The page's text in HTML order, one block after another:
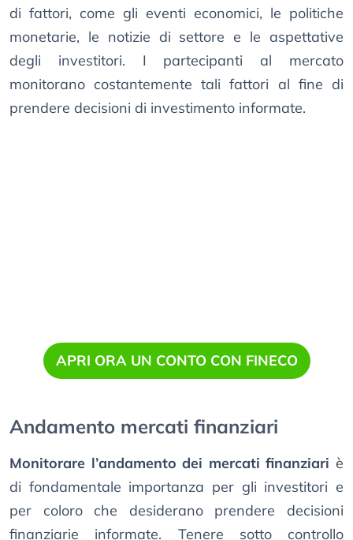
di fattori, come gli eventi economici, le politiche
monetarie, le notizie di settore e le aspettative
degli investitori. I partecipanti al mercato
monitorano costantemente tali fattori al fine di
prendere decisioni di investimento informate.
APRI ORA UN CONTO CON FINECO
Andamento mercati finanziari
Monitorare l’andamento dei mercati finanziari è
di fondamentale importanza per gli investitori e
per coloro che desiderano prendere decisioni
finanziarie informate. Tenere sotto controllo